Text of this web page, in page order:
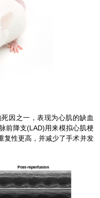
因之一，表现为心肌的缺血
前降支(LAD)用来模拟心肌梗
复性更高，并减少了手术并发